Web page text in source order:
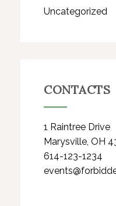
Uncategorized
CONTACTS
1 Raintree Drive
Marysville, OH
614-123-1234